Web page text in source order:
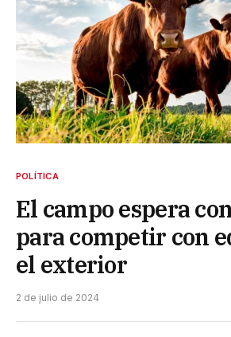
POLÍTICA
El campo espera
para competir con
el exterior
2 de julio de 2024